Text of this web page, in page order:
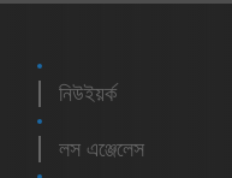
নিউইয়র্ক
লস এঞ্জেলেস